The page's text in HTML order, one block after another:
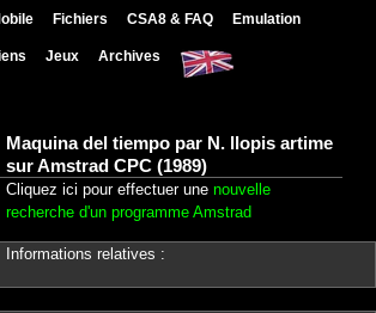
Fichiers CSA8 & FAQ Emulation
Jeux Archives
Maquina del tiempo par N. llopis artime
sur Amstrad CPC (1989)
Cliquez ici pour effectuer une nouvelle
recherche d'un programme Amstrad
Informations relatives :